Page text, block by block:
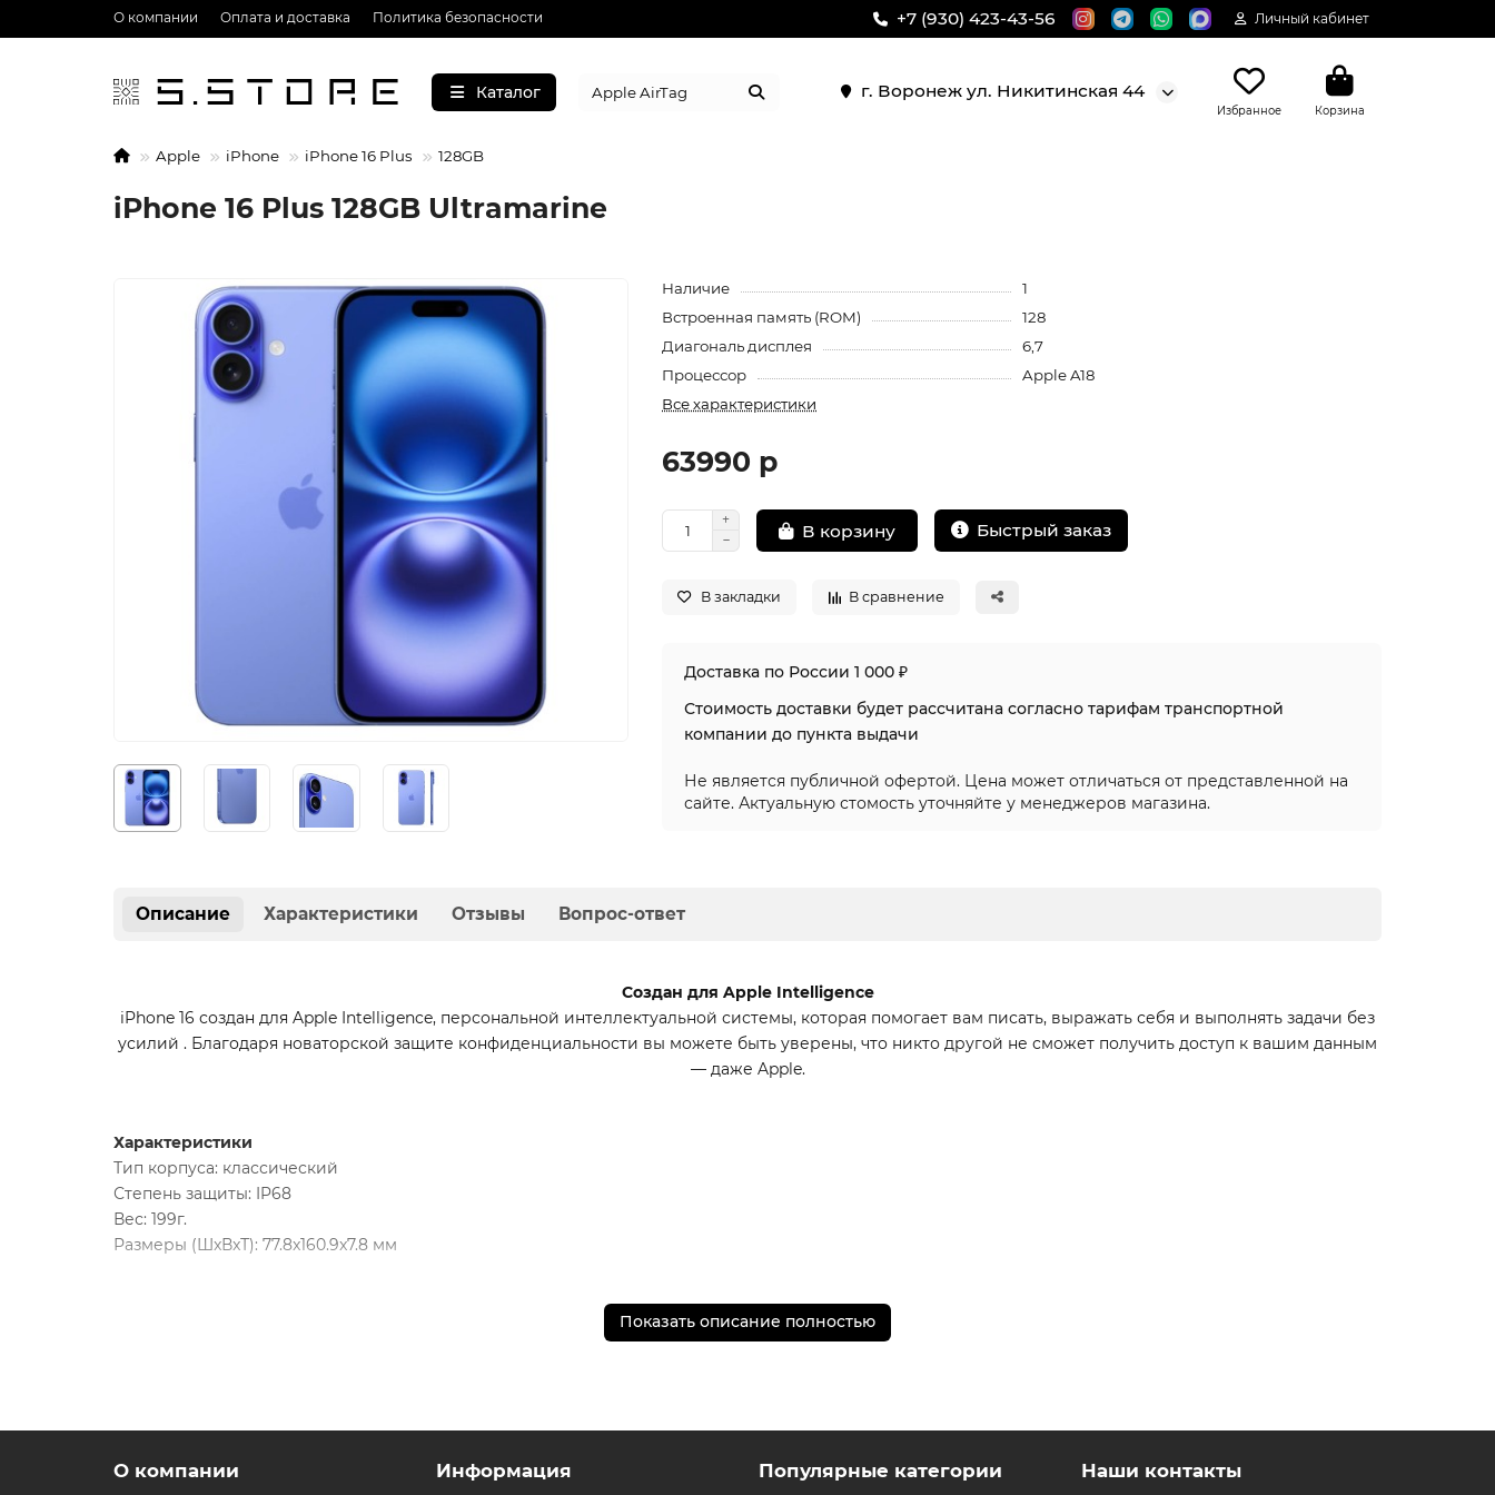
О компании Оплата и доставка Политика безопасности +7 (930) 423-43-56 Личный кабинет
Каталог г. Воронеж ул. Никитинская 44
Избранное Корзина
Apple iPhone iPhone 16 Plus 128GB
iPhone 16 Plus 128GB Ultramarine
Наличие
1
Встроенная память (ROM)
128
Диагональ дисплея
6,7
Процессор
Apple A18
Все характеристики
63990 р
В корзину Быстрый заказ
В закладки В сравнение
Доставка по России 1 000 ₽
Стоимость доставки будет рассчитана согласно тарифам транспортной
компании до пункта выдачи
Не является публичной офертой. Цена может отличаться от представленной на
сайте. Актуальную стомость уточняйте у менеджеров магазина.
Описание Характеристики Отзывы Вопрос-ответ
Создан для Apple Intelligence
iPhone 16 создан для Apple Intelligence, персональной интеллектуальной системы, которая помогает вам писать, выражать себя и выполнять задачи без
усилий . Благодаря новаторской защите конфиденциальности вы можете быть уверены, что никто другой не сможет получить доступ к вашим данным
— даже Apple.
Характеристики
Тип корпуса: классический
Степень защиты: IP68
Вес: 199г.
Размеры (ШxВxТ): 77.8x160.9x7.8 мм
Функции камеры:
вспышка True Tone, режим «Портрет» с улучшенным эффектом боке и функцией «Глубина», автоматическая стабилизация
Показать описание полностью
О компании Информация Популярные категории Наши контакты